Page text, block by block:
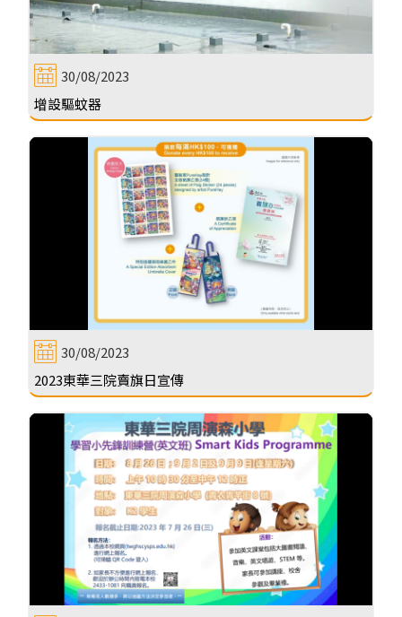
30/08/2023
增設驅蚊器
30/08/2023
2023東華三院賣旗日宣傳